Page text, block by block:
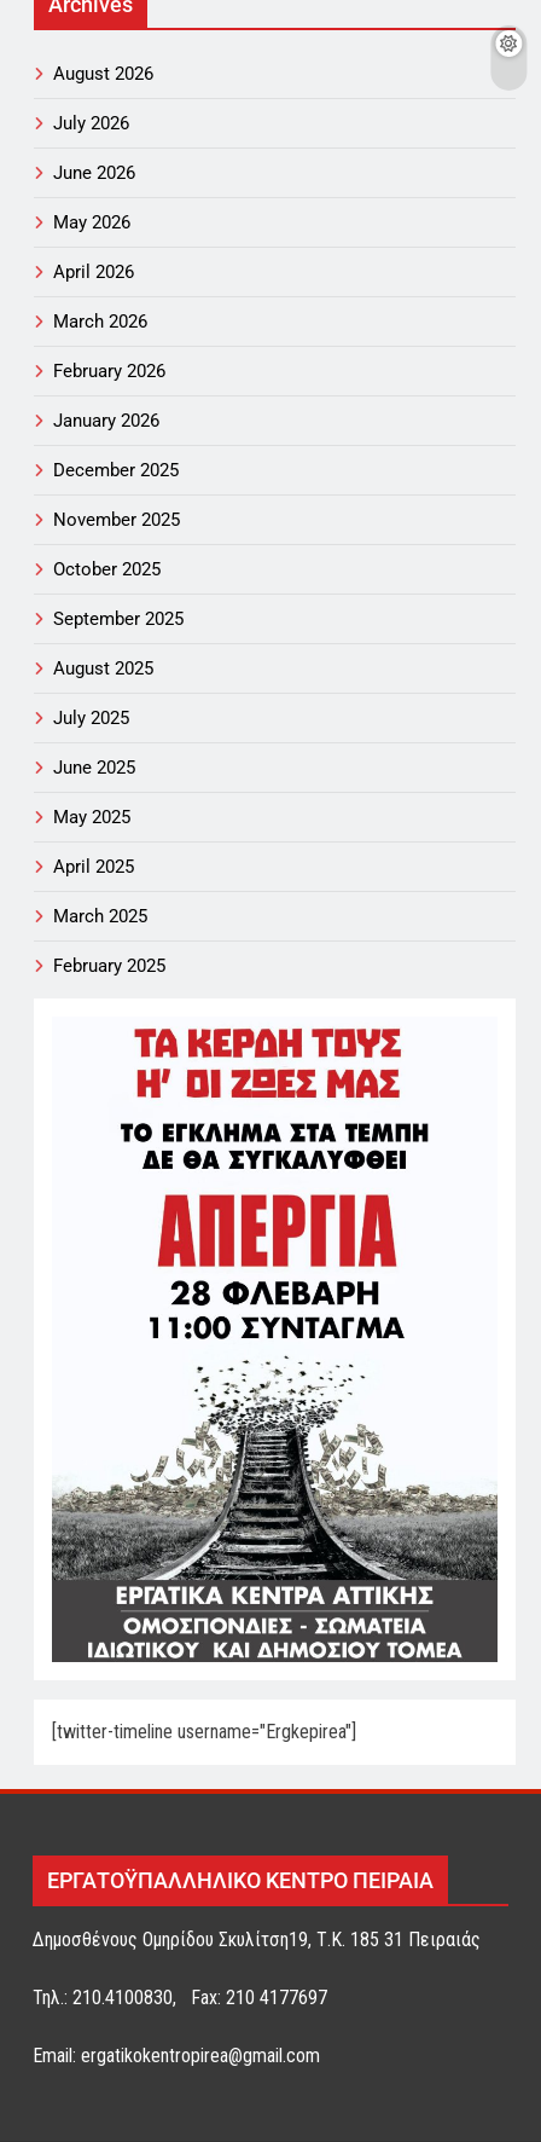
August 2026
July 2026
June 2026
May 2026
April 2026
March 2026
February 2026
January 2026
December 2025
November 2025
October 2025
September 2025
August 2025
July 2025
June 2025
May 2025
April 2025
March 2025
February 2025
[twitter-timeline username="Ergkepirea"]
ΕΡΓΑΤΟΫΠΑΛΛΗΛΙΚΟ ΚΕΝΤΡΟ ΠΕΙΡΑΙΑ
Δημοσθένους Ομηρίδου Σκυλίτση19, Τ.Κ. 185 31 Πειραιάς
Τηλ.: 210.4100830, Fax: 210 4177697
Email: ergatikokentropirea@gmail.com